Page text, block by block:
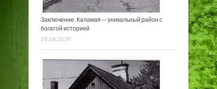
Заключение. Каламая — уникальный район с
богатой историей
29.04.2026